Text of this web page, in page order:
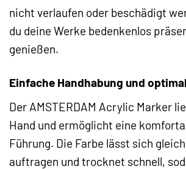
nicht verlaufen oder beschädigt
du deine Werke bedenkenlos
genießen.
Einfache Handhabung und
Der AMSTERDAM Acrylic Marker
Hand und ermöglicht eine
Führung. Die Farbe lässt sich
auftragen und trocknet schnell,